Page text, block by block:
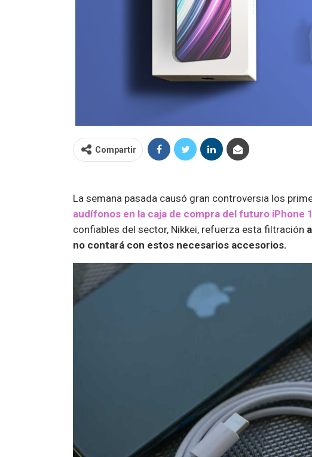
Compartir
La semana pasada causó gran controversia los
audífonos en la caja de compra del futuro iPhone
confiables del sector, Nikkei, refuerza esta filtración
no contará con estos necesarios accesorios.